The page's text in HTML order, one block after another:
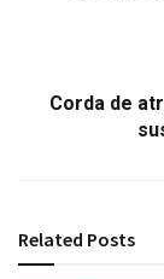
Corda de
Related Posts